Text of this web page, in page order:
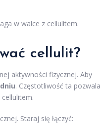
w walce z cellulitem.
cellulit?
aktywności fizycznej. Aby
. Częstotliwość ta pozwala
Staraj się łączyć: